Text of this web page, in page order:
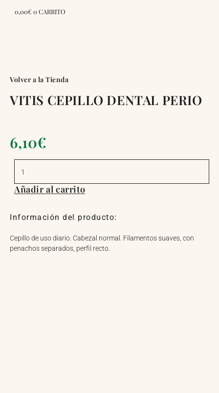
0,00€ 0 CARRITO
Volver a la Tienda
VITIS CEPILLO DENTAL PERIO
6,10€
VITIS
CEPILLO
PERIO
cantidad
Añadir al carrito
Información del producto:
Cepillo de uso diario. Cabezal normal. Filamentos suaves, con
penachos separados, perfil recto.